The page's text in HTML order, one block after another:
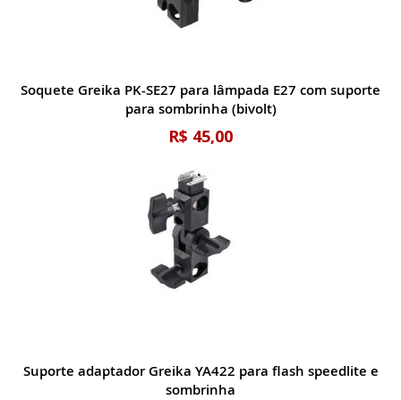
Soquete Greika PK-SE27 para lâmpada E27 com suporte
para sombrinha (bivolt)
R$ 45,00
Suporte adaptador Greika YA422 para flash speedlite e
sombrinha